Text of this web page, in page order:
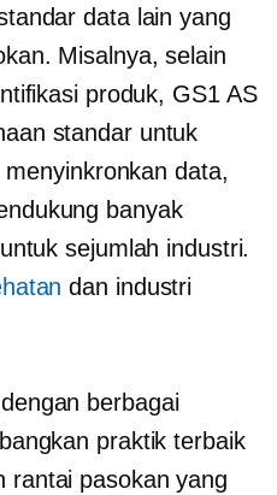
data lain yang
Misalnya, selain
produk, GS1 AS
standar untuk
data,
banyak
sejumlah industri.
dan industri
berbagai
praktik terbaik
rantai pasokan yang